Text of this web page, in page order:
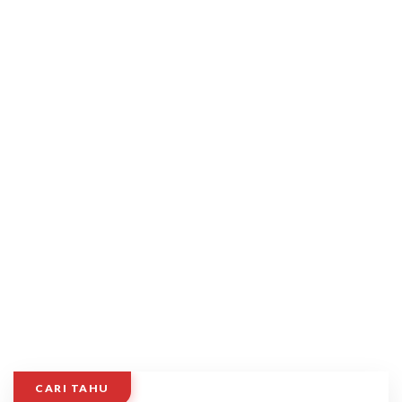
CARI TAHU